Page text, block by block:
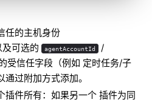
任的主机身份
及可选的 agentAccountId /
受信任字段（例如 定时任务/子
过附加方式添加。
插件所有：如果另一个 插件为同